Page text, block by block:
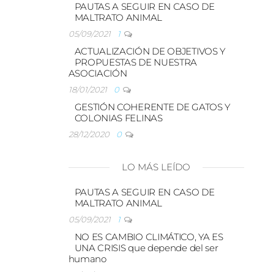
PAUTAS A SEGUIR EN CASO DE
MALTRATO ANIMAL
05/09/2021 1
ACTUALIZACIÓN DE OBJETIVOS Y
PROPUESTAS DE NUESTRA
ASOCIACIÓN
18/01/2021 0
GESTIÓN COHERENTE DE GATOS Y
COLONIAS FELINAS
28/12/2020 0
LO MÁS LEÍDO
PAUTAS A SEGUIR EN CASO DE
MALTRATO ANIMAL
05/09/2021 1
NO ES CAMBIO CLIMÁTICO, YA ES
UNA CRISIS que depende del ser
humano